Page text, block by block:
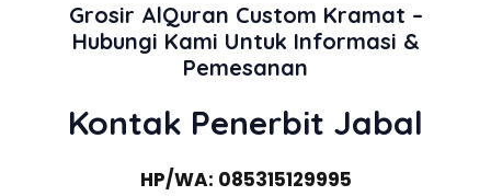
Grosir AlQuran Custom Kramat –
Hubungi Kami Untuk Informasi &
Pemesanan
Kontak Penerbit Jabal
HP/WA: 085315129995